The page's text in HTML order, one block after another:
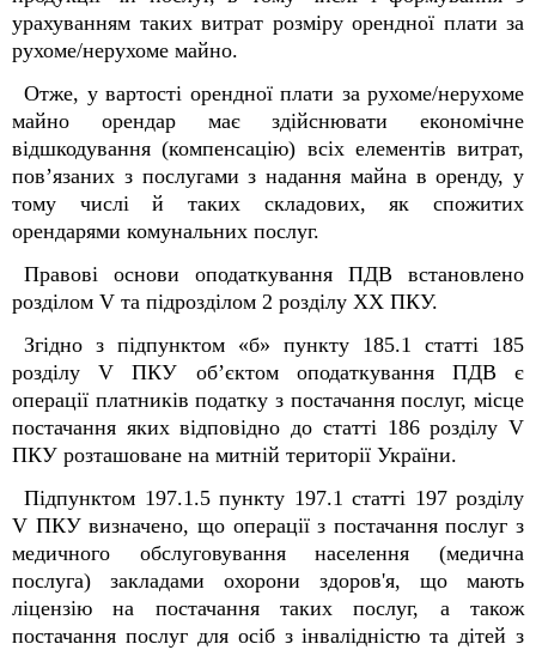
урахуванням таких витрат розміру орендної плати за
рухоме/нерухоме майно.
Отже, у вартості орендної плати за рухоме/нерухоме
майно орендар має здійснювати економічне
відшкодування (компенсацію) всіх елементів витрат,
пов’язаних з послугами з надання майна в оренду, у
тому числі й таких складових, як спожитих
орендарями комунальних послуг.
Правові основи оподаткування ПДВ встановлено
розділом V та підрозділом 2 розділу XX ПКУ.
Згідно з підпунктом «б» пункту 185.1 статті 185
розділу V ПКУ об’єктом оподаткування ПДВ є
операції платників податку з постачання послуг, місце
постачання яких відповідно до статті 186 розділу V
ПКУ розташоване на митній території України.
Підпунктом 197.1.5 пункту 197.1 статті 197 розділу
V ПКУ визначено, що операції з постачання послуг з
медичного обслуговування населення (медична
послуга) закладами охорони здоров'я, що мають
ліцензію на постачання таких послуг, а також
постачання послуг для осіб з інвалідністю та дітей з